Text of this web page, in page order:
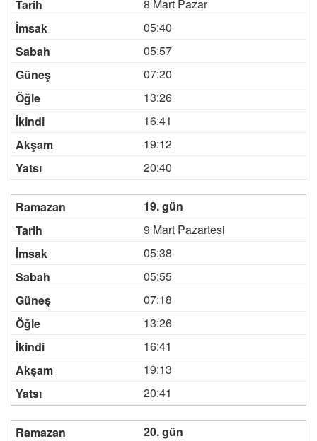
8 Mart Pazar
05:40
05:57
07:20
13:26
16:41
19:12
20:40
19. gün
9 Mart Pazartesi
05:38
05:55
07:18
13:26
16:41
19:13
20:41
20. gün